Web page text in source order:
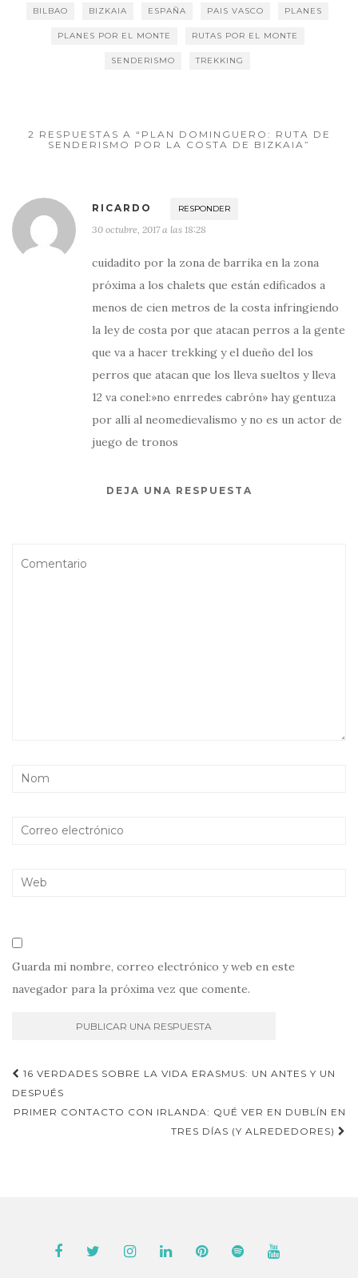
BILBAO BIZKAIA ESPAÑA PAIS VASCO PLANES
PLANES POR EL MONTE RUTAS POR EL MONTE
SENDERISMO TREKKING
2 RESPUESTAS A “PLAN DOMINGUERO: RUTA DE
SENDERISMO POR LA COSTA DE BIZKAIA”
RICARDO RESPONDER
30 octubre, 2017 a las 18:28
cuidadito por la zona de barrika en la zona
próxima a los chalets que están edificados a
menos de cien metros de la costa infringiendo
la ley de costa por que atacan perros a la gente
que va a hacer trekking y el dueño del los
perros que atacan que los lleva sueltos y lleva
12 va conel:»no enrredes cabrón» hay gentuza
por allí al neomedievalismo y no es un actor de
juego de tronos
DEJA UNA RESPUESTA
Guarda mi nombre, correo electrónico y web en este
navegador para la próxima vez que comente.
Navegación
de
entradas
16 VERDADES SOBRE LA VIDA ERASMUS: UN ANTES Y UN
DESPUÉS
PRIMER CONTACTO CON IRLANDA: QUÉ VER EN DUBLÍN EN
TRES DÍAS (Y ALREDEDORES)